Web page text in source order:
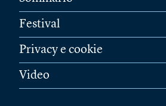
Festival
Privacy e cookie
Video